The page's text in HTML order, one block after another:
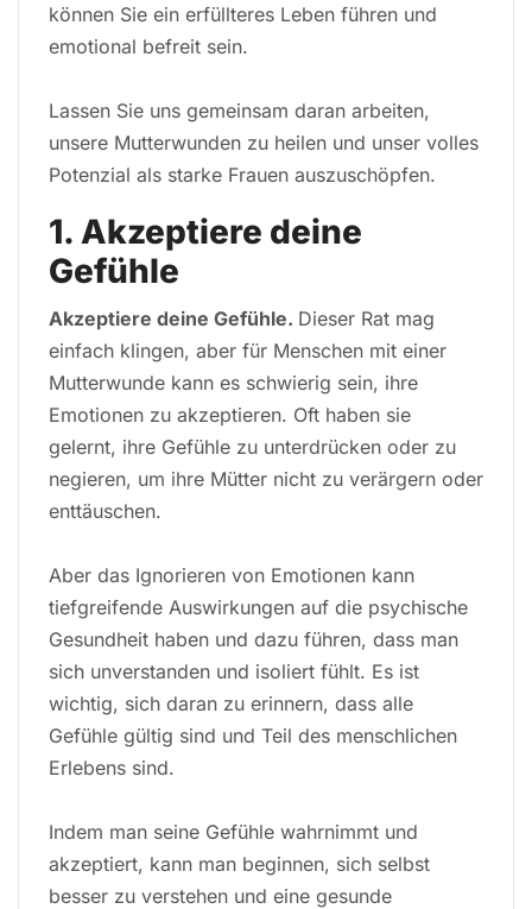
können Sie ein erfüllteres Leben führen und
emotional befreit sein.
Lassen Sie uns gemeinsam daran arbeiten,
unsere Mutterwunden zu heilen und unser volles
Potenzial als starke Frauen auszuschöpfen.
1. Akzeptiere deine
Gefühle
Akzeptiere deine Gefühle. Dieser Rat mag
einfach klingen, aber für Menschen mit einer
Mutterwunde kann es schwierig sein, ihre
Emotionen zu akzeptieren. Oft haben sie
gelernt, ihre Gefühle zu unterdrücken oder zu
negieren, um ihre Mütter nicht zu verärgern oder
enttäuschen.
Aber das Ignorieren von Emotionen kann
tiefgreifende Auswirkungen auf die psychische
Gesundheit haben und dazu führen, dass man
sich unverstanden und isoliert fühlt. Es ist
wichtig, sich daran zu erinnern, dass alle
Gefühle gültig sind und Teil des menschlichen
Erlebens sind.
Indem man seine Gefühle wahrnimmt und
akzeptiert, kann man beginnen, sich selbst
besser zu verstehen und eine gesunde